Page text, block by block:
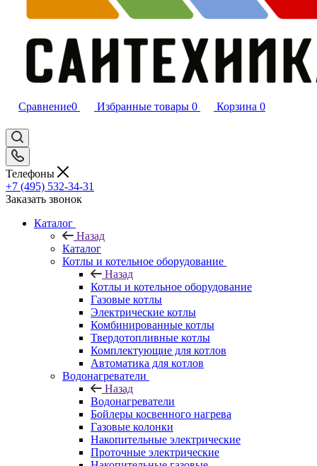
Сравнение0 Избранные товары 0 Корзина 0
Телефоны
+7 (495) 532‑34‑31
Заказать звонок
Каталог
Назад
Каталог
Котлы и котельное оборудование
Назад
Котлы и котельное оборудование
Газовые котлы
Электрические котлы
Комбинированные котлы
Твердотопливные котлы
Комплектующие для котлов
Автоматика для котлов
Водонагреватели
Назад
Водонагреватели
Бойлеры косвенного нагрева
Газовые колонки
Накопительные электрические
Проточные электрические